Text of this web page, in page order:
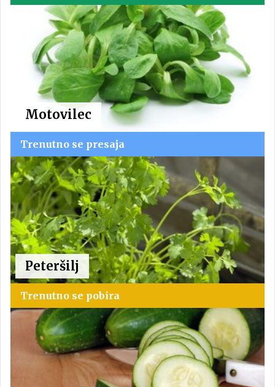
Motovilec
Trenutno se presaja
Peteršilj
Trenutno se pobira